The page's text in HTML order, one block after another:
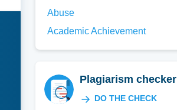
Abuse
Academic Achievement
Plagiarism checker
DO THE CHECK